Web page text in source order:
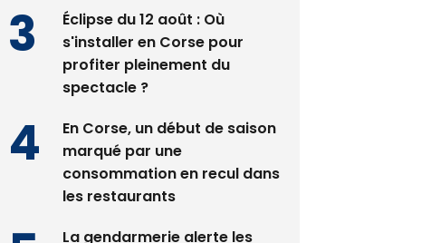
Éclipse du 12 août : Où
s'installer en Corse pour
profiter pleinement du
spectacle ?
En Corse, un début de saison
marqué par une
consommation en recul dans
les restaurants
La gendarmerie alerte les